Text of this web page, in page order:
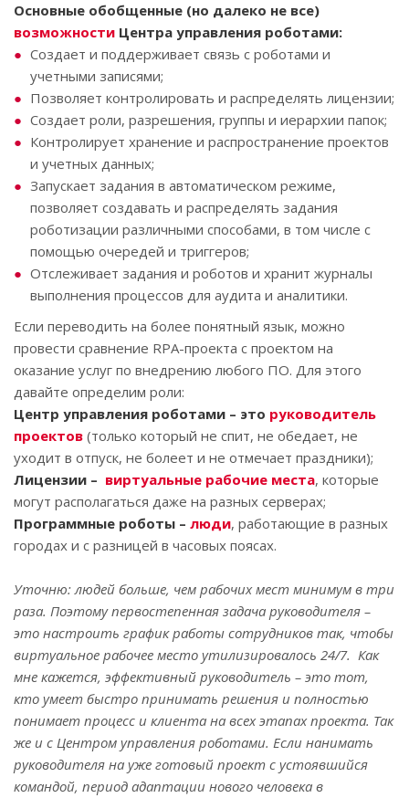
Основные обобщенные (но далеко не все)
возможности Центра управления роботами:
Создает и поддерживает связь с роботами и
учетными записями;
Позволяет контролировать и распределять лицензии;
Создает роли, разрешения, группы и иерархии папок;
Контролирует хранение и распространение проектов
и учетных данных;
Запускает задания в автоматическом режиме,
позволяет создавать и распределять задания
роботизации различными способами, в том числе с
помощью очередей и триггеров;
Отслеживает задания и роботов и хранит журналы
выполнения процессов для аудита и аналитики.
Если переводить на более понятный язык, можно
провести сравнение RPA-проекта с проектом на
оказание услуг по внедрению любого ПО. Для этого
давайте определим роли:
Центр управления роботами – это руководитель
проектов (только который не спит, не обедает, не
уходит в отпуск, не болеет и не отмечает праздники);
Лицензии – виртуальные рабочие места, которые
могут располагаться даже на разных серверах;
Программные роботы – люди, работающие в разных
городах и с разницей в часовых поясах.
Уточню: людей больше, чем рабочих мест минимум в три
раза. Поэтому первостепенная задача руководителя –
это настроить график работы сотрудников так, чтобы
виртуальное рабочее место утилизировалось 24/7. Как
мне кажется, эффективный руководитель – это тот,
кто умеет быстро принимать решения и полностью
понимает процесс и клиента на всех этапах проекта. Так
же и с Центром управления роботами. Если нанимать
руководителя на уже готовый проект с устоявшийся
командой, период адаптации нового человека в